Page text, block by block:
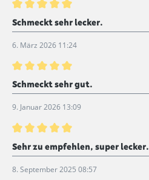
Bewertung mit 5 von 5 Sternen
Schmeckt sehr lecker.
6. März 2026 11:24
Bewertung mit 5 von 5 Sternen
Schmeckt sehr gut.
9. Januar 2026 13:09
Bewertung mit 5 von 5 Sternen
Sehr zu empfehlen, super lecker.
8. September 2025 08:57